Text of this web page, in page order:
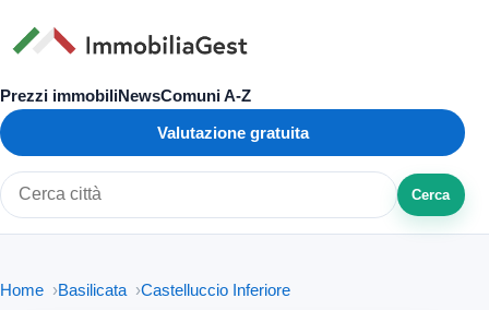
Prezzi immobiliNewsComuni A-Z
Valutazione gratuita
Cerca città o zona
Cerca
Home Basilicata Castelluccio Inferiore